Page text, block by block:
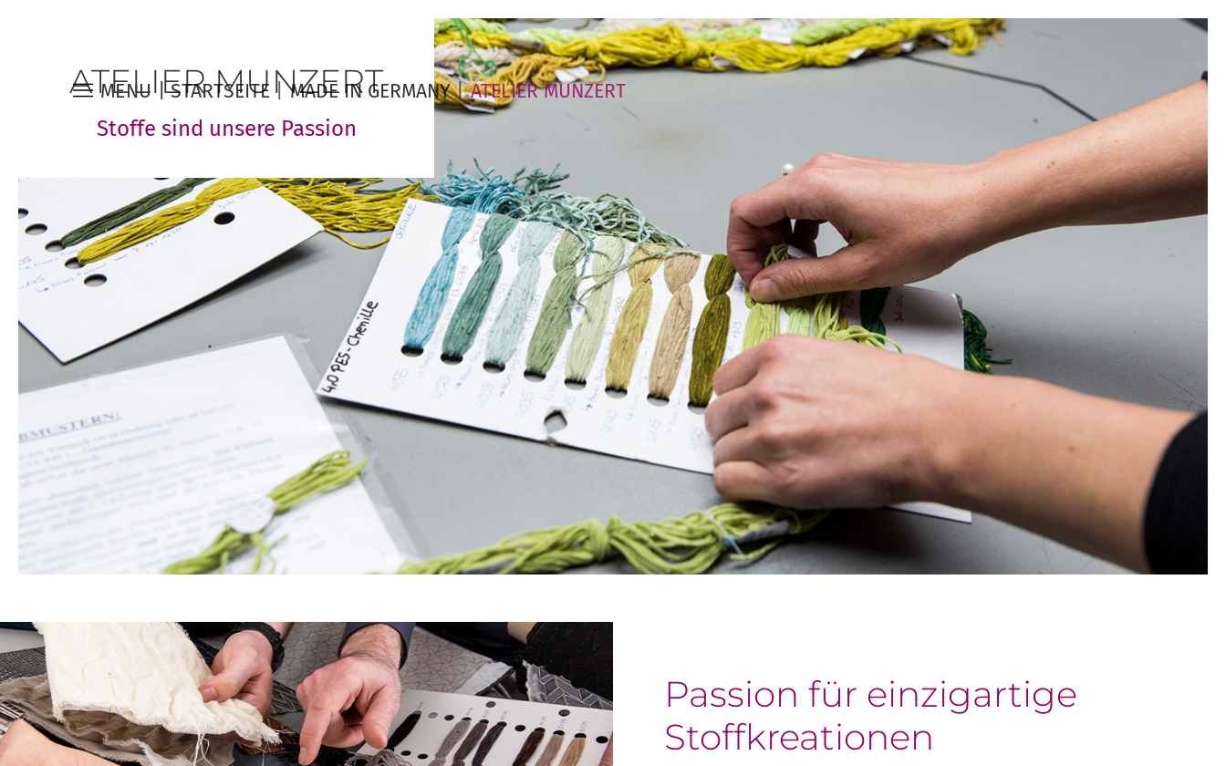
MENU | STARTSEITE MADE IN GERMANY ATELIER MUNZERT
ATELIER MUNZERT
Stoffe sind unsere Passion
Passion für einzigartige
Stoffkreationen